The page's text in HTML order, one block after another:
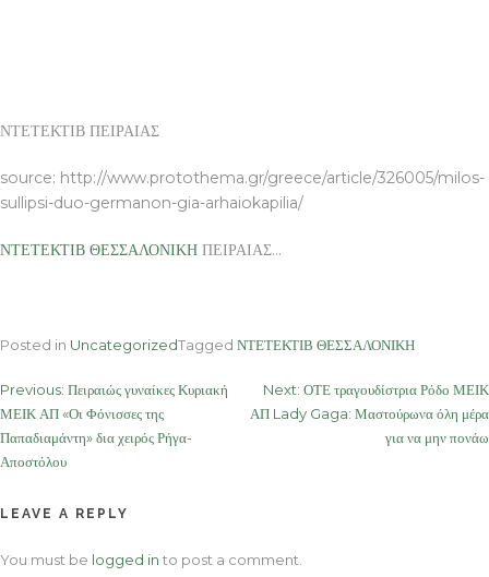
ΝΤΕΤΕΚΤΙΒ ΠΕΙΡΑΙΑΣ
source: http://www.protothema.gr/greece/article/326005/milos-
sullipsi-duo-germanon-gia-arhaiokapilia/
ΝΤΕΤΕΚΤΙΒ ΘΕΣΣΑΛΟΝΙΚΗ ΠΕΙΡΑΙΑΣ…
Posted in UncategorizedTagged ΝΤΕΤΕΚΤΙΒ ΘΕΣΣΑΛΟΝΙΚΗ
Post
navigation
Previous: Πειραιώς γυναίκες Κυριακή
ΜΕΙΚ ΑΠ «Οι Φόνισσες της
Παπαδιαμάντη» δια χειρός Ρήγα-
Αποστόλου
Next: ΟΤΕ τραγουδίστρια Ρόδο ΜΕΙΚ
ΑΠ Lady Gaga: Μαστούρωνα όλη μέρα
για να μην πονάω
LEAVE A REPLY
You must be logged in to post a comment.